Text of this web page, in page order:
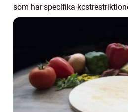
som har specifika
erbjuder en hä...